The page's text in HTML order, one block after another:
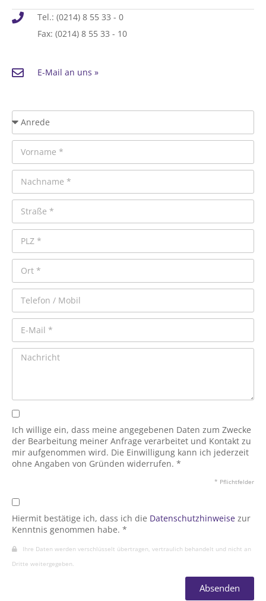
Tel.: (0214) 8 55 33 - 0
Fax: (0214) 8 55 33 - 10
E-Mail an uns »
Ich willige ein, dass meine angegebenen Daten zum Zwecke
der Bearbeitung meiner Anfrage verarbeitet und Kontakt zu
mir aufgenommen wird. Die Einwilligung kann ich jederzeit
ohne Angaben von Gründen widerrufen. *
* Pflichtfelder
Hiermit bestätige ich, dass ich die Datenschutzhinweise zur
Kenntnis genommen habe. *
Ihre Daten werden verschlüsselt übertragen, vertraulich behandelt und nicht an
Dritte weitergegeben.
Absenden